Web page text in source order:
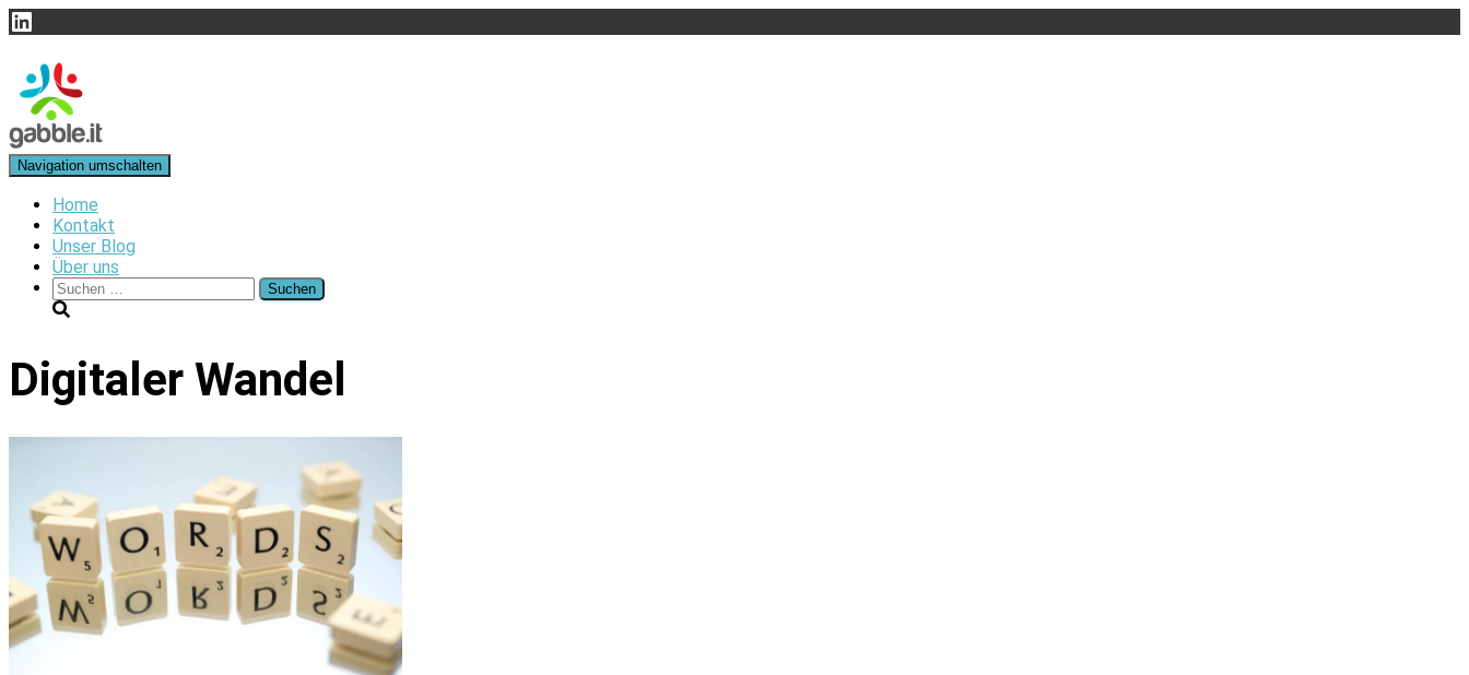
LinkedIn
Navigation umschalten
Home
Kontakt
Unser Blog
Über uns
Suchen
nach:
Digitaler Wandel